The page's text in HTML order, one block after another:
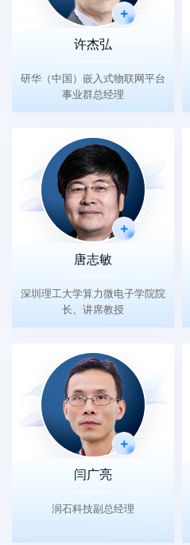
许杰弘
研华（中国）嵌入式物联网平台
事业群总经理
唐志敏
深圳理工大学算力微电子学院院
长、讲席教授
闫广亮
润石科技副总经理